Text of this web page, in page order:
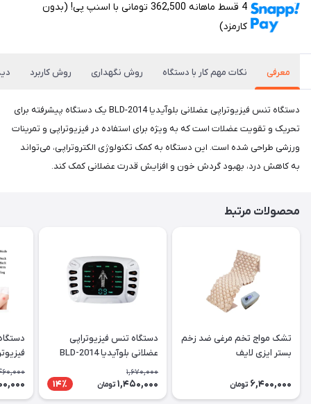
4 قسط ماهانه 362,500 تومانی با اسنپ ‌پی! (بدون
کارمزد)
معرفی نکات مهم کار با دستگاه روش نگهداری روش کاربرد
دستگاه تنس فیزیوتراپی عضلانی بلوآیدیا BLD-2014 یک دستگاه پیشرفته برای
تحریک و تقویت عضلات است که به ویژه برای استفاده در فیزیوتراپی و تمرینات
ورزشی طراحی شده است. این دستگاه به کمک تکنولوژی الکتروتراپی، می‌تواند
به کاهش درد، بهبود گردش خون و افزایش قدرت عضلانی کمک کند.
محصولات مرتبط
تشک مواج تخم مرغی ضد زخم
بستر ایزی لایف
6,400,000 تومان
دستگاه تنس فیزیوتراپی
عضلانی بلوآیدیا BLD-2014
1,670,000
1,450,000 تومان 14٪